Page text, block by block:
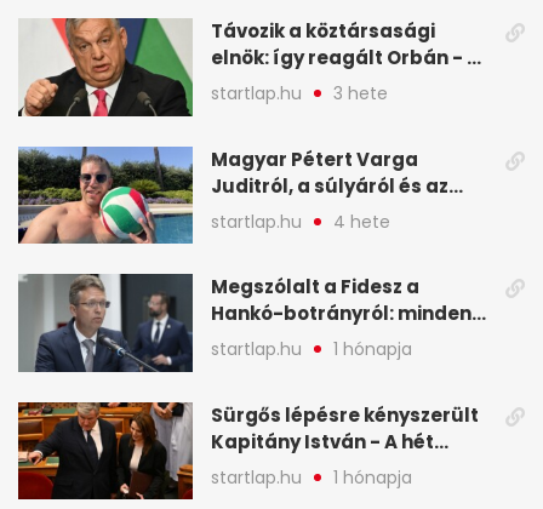
Távozik a köztársasági
elnök: így reagált Orbán - A
hét legfontosabb hírei
képekben
startlap.hu 3 hete
Magyar Pétert Varga
Juditról, a súlyáról és az
alvásidejéről is faggatták a
Redditen, sok kérdésre sírva
A hét legfontosabb hírei
képekben
startlap.hu 4 hete
Megszólalt a Fidesz a
Hankó-botrányról: minden
forint jó helyre ment - A hét
legfontosabb hírei
startlap.hu 1 hónapja
Sürgős lépésre kényszerült
Kapitány István - A hét
legfontosabb hírei
képekben
startlap.hu 1 hónapja